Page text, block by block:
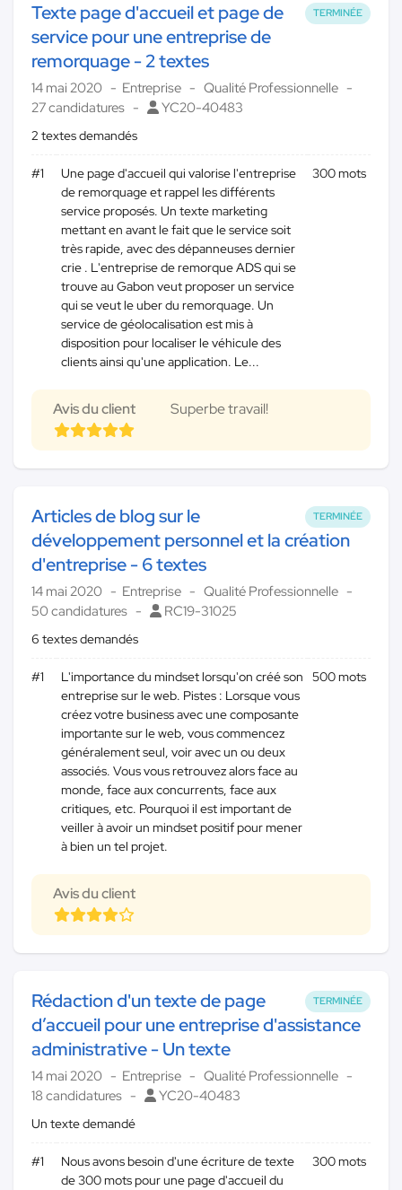
TERMINÉE
Texte page d'accueil et page de
service pour une entreprise de
remorquage - 2 textes
14 mai 2020 Entreprise
Qualité Professionnelle
27 candidatures
YC20-40483
2 textes demandés
#1
Une page d'accueil qui valorise l'entreprise
de remorquage et rappel les différents
service proposés. Un texte marketing
mettant en avant le fait que le service soit
très rapide, avec des dépanneuses dernier
crie . L'entreprise de remorque ADS qui se
trouve au Gabon veut proposer un service
qui se veut le uber du remorquage. Un
service de géolocalisation est mis à
disposition pour localiser le véhicule des
clients ainsi qu'une application. Le...
300 mots
Avis du client Superbe travail!
TERMINÉE
Articles de blog sur le
développement personnel et la création
d'entreprise - 6 textes
14 mai 2020 Entreprise
Qualité Professionnelle
50 candidatures
RC19-31025
6 textes demandés
#1
L'importance du mindset lorsqu'on créé son
entreprise sur le web. Pistes : Lorsque vous
créez votre business avec une composante
importante sur le web, vous commencez
généralement seul, voir avec un ou deux
associés. Vous vous retrouvez alors face au
monde, face aux concurrents, face aux
critiques, etc. Pourquoi il est important de
veiller à avoir un mindset positif pour mener
à bien un tel projet.
500 mots
Avis du client
TERMINÉE
Rédaction d'un texte de page
d’accueil pour une entreprise d'assistance
administrative - Un texte
14 mai 2020 Entreprise
Qualité Professionnelle
18 candidatures
YC20-40483
Un texte demandé
#1
Nous avons besoin d'une écriture de texte
de 300 mots pour une page d'accueil du
300 mots